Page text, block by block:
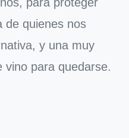
de quienes nos
y una muy
vino para quedarse.